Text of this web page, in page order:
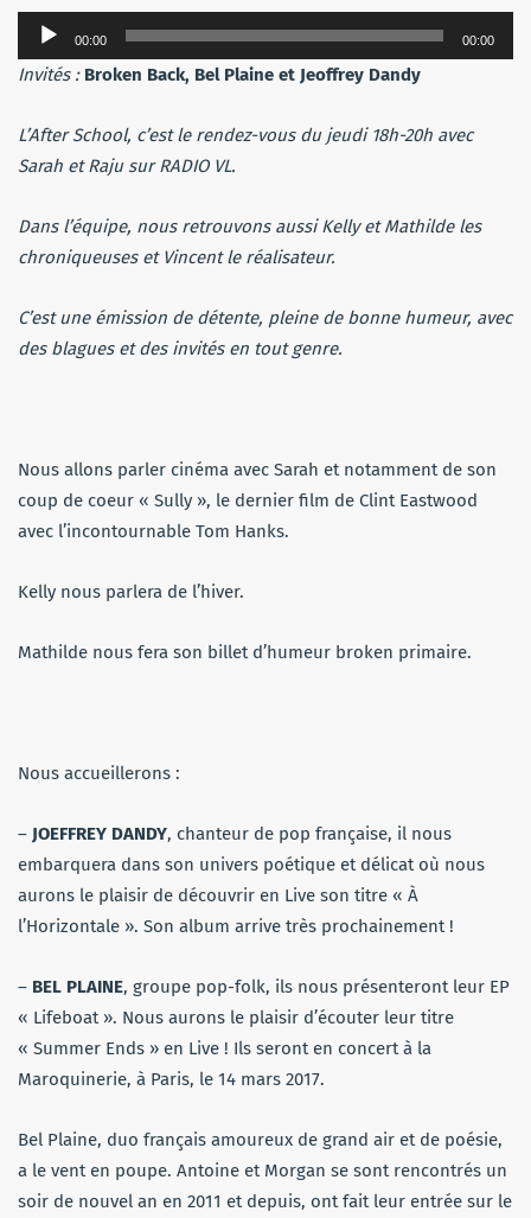
Lecteur
audio
00:00 00:00
Invités :Broken Back, Bel Plaine et Jeoffrey Dandy
L’After School, c’est le rendez-vous du jeudi 18h-20h avec
Sarah et Raju sur RADIO VL.
Dans l’équipe, nous retrouvons aussi Kelly et Mathilde les
chroniqueuses et Vincent le réalisateur.
C’est une émission de détente, pleine de bonne humeur, avec
des blagues et des invités en tout genre.
Nous allons parler cinéma avec Sarah et notamment de son
coup de coeur « Sully », le dernier film de Clint Eastwood
avec l’incontournable Tom Hanks.
Kelly nous parlera de l’hiver.
Mathilde nous fera son billet d’humeur broken primaire.
Nous accueillerons :
– JOEFFREY DANDY, chanteur de pop française, il nous
embarquera dans son univers poétique et délicat où nous
aurons le plaisir de découvrir en Live son titre « À
l’Horizontale ». Son album arrive très prochainement !
– BEL PLAINE, groupe pop-folk, ils nous présenteront leur EP
« Lifeboat ». Nous aurons le plaisir d’écouter leur titre
« Summer Ends » en Live ! Ils seront en concert à la
Maroquinerie, à Paris, le 14 mars 2017.
Bel Plaine, duo français amoureux de grand air et de poésie,
a le vent en poupe. Antoine et Morgan se sont rencontrés un
soir de nouvel an en 2011 et depuis, ont fait leur entrée sur le